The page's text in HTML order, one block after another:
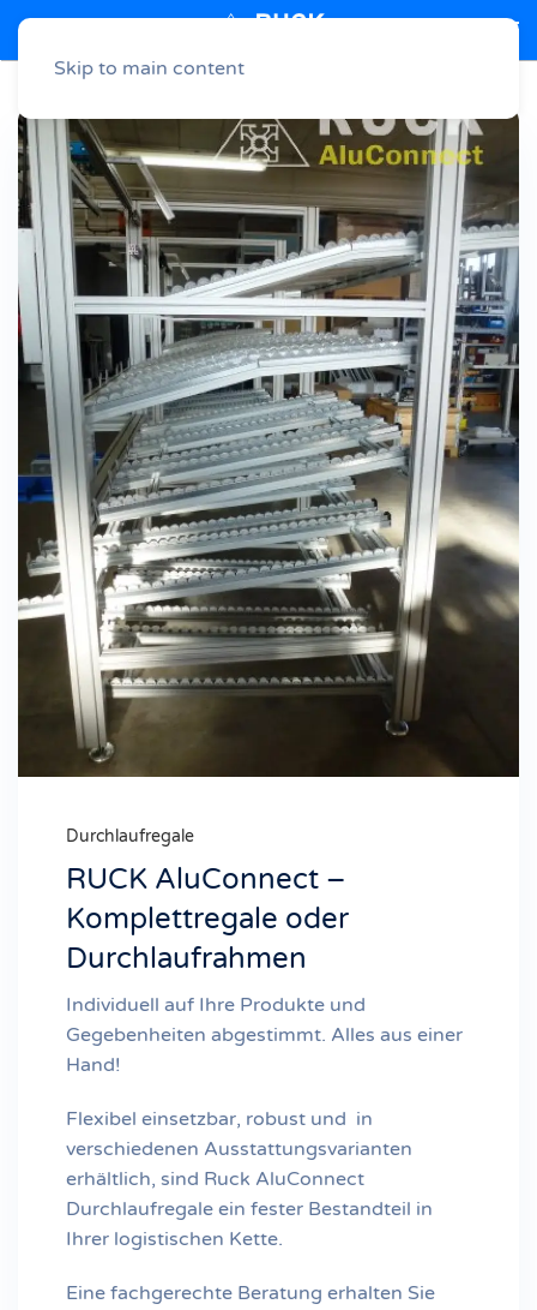
Skip to main content
Durchlaufregale
RUCK AluConnect –
Komplettregale oder
Durchlaufrahmen
Individuell auf Ihre Produkte und
Gegebenheiten abgestimmt. Alles aus einer
Hand!
Flexibel einsetzbar, robust und in
verschiedenen Ausstattungsvarianten
erhältlich, sind Ruck AluConnect
Durchlaufregale ein fester Bestandteil in
Ihrer logistischen Kette.
Eine fachgerechte Beratung erhalten Sie